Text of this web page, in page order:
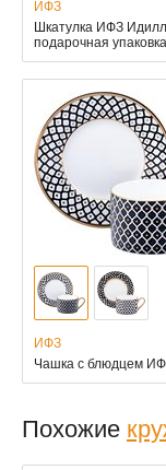
ИФЗ
Шкатулка ИФЗ
подарочная упаковка
ИФЗ
Чашка с блюдцем
Похожие